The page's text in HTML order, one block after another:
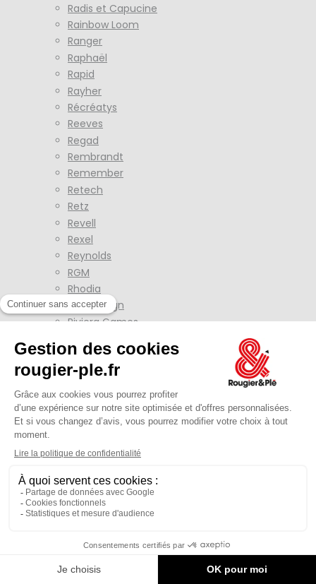
Radis et Capucine
Rainbow Loom
Ranger
Raphaël
Rapid
Rayher
Récréatys
Reeves
Regad
Rembrandt
Remember
Retech
Retz
Revell
Rexel
Reynolds
RGM
Rhodia
Rico Design
Riviera Games
Rolife
Roller Pops
Rössler
Rotring
Rougier&Plé
Rubafilm
Rumold
Rustica
Sakura
Santoro